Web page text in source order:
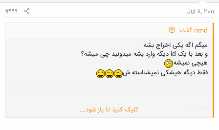
Jul 8, 2011
#999
nmd گفت:
میگم اگه یکی اخراج بشه
و بعد با یک id دیگه وارد بشه میدونید چی میشه؟
هیچی نمیشه
فقط دیگه هیشکی نمیشناسته ش
کلیک کنید تا باز شود...